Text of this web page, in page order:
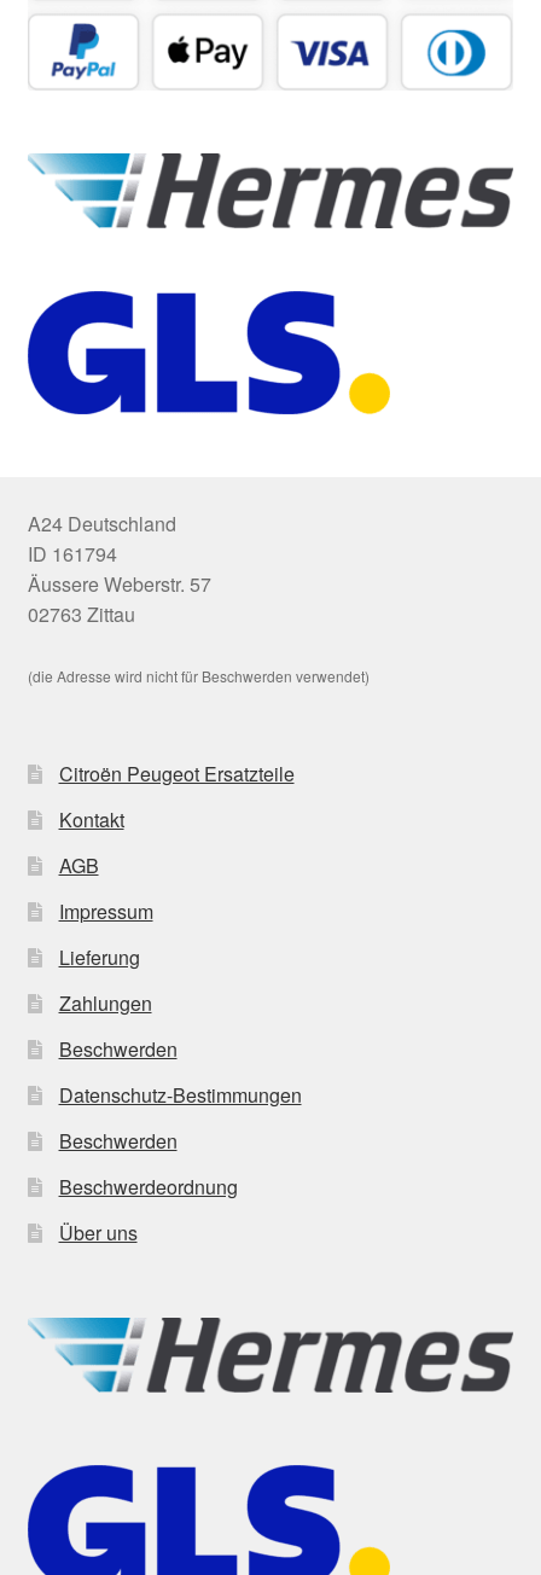
A24 Deutschland
ID 161794
Äussere Weberstr. 57
02763 Zittau
(die Adresse wird nicht für Beschwerden verwendet)
Citroën Peugeot Ersatzteile
Kontakt
AGB
Impressum
Lieferung
Zahlungen
Beschwerden
Datenschutz-Bestimmungen
Beschwerden
Beschwerdeordnung
Über uns